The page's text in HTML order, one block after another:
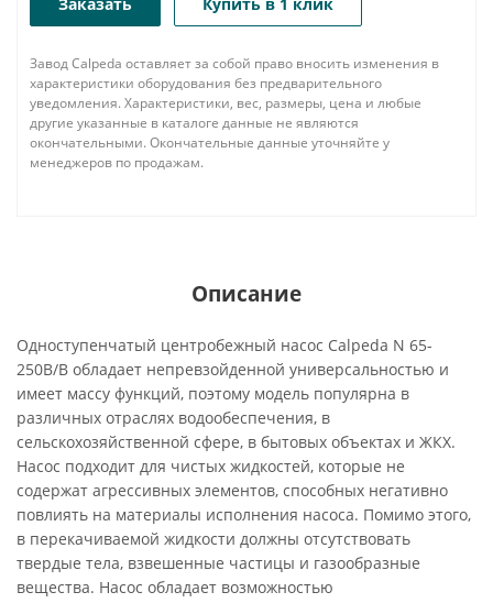
Завод Calpeda оставляет за собой право вносить изменения в
характеристики оборудования без предварительного
уведомления. Характеристики, вес, размеры, цена и любые
другие указанные в каталоге данные не являются
окончательными. Окончательные данные уточняйте у
менеджеров по продажам.
Описание
Одноступенчатый центробежный насос Calpeda N 65-
250B/B обладает непревзойденной универсальностью и
имеет массу функций, поэтому модель популярна в
различных отраслях водообеспечения, в
сельскохозяйственной сфере, в бытовых объектах и ЖКХ.
Насос подходит для чистых жидкостей, которые не
содержат агрессивных элементов, способных негативно
повлиять на материалы исполнения насоса. Помимо этого,
в перекачиваемой жидкости должны отсутствовать
твердые тела, взвешенные частицы и газообразные
вещества. Насос обладает возможностью